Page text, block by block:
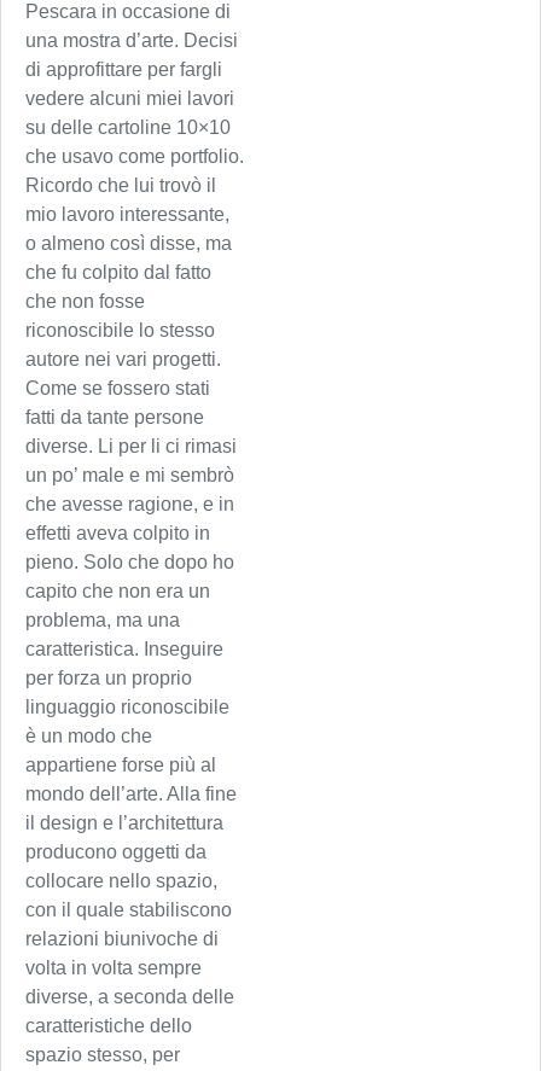
Pescara in occasione di
una mostra d’arte. Decisi
di approfittare per fargli
vedere alcuni miei lavori
su delle cartoline 10×10
che usavo come portfolio.
Ricordo che lui trovò il
mio lavoro interessante,
o almeno così disse, ma
che fu colpito dal fatto
che non fosse
riconoscibile lo stesso
autore nei vari progetti.
Come se fossero stati
fatti da tante persone
diverse. Li per li ci rimasi
un po’ male e mi sembrò
che avesse ragione, e in
effetti aveva colpito in
pieno. Solo che dopo ho
capito che non era un
problema, ma una
caratteristica. Inseguire
per forza un proprio
linguaggio riconoscibile
è un modo che
appartiene forse più al
mondo dell’arte. Alla fine
il design e l’architettura
producono oggetti da
collocare nello spazio,
con il quale stabiliscono
relazioni biunivoche di
volta in volta sempre
diverse, a seconda delle
caratteristiche dello
spazio stesso, per